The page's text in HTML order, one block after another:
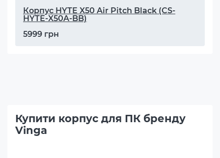
Корпус HYTE X50 Air Pitch Black (CS-
HYTE-X50A-BB)
5999 грн
Купити корпус для ПК бренду
Vinga